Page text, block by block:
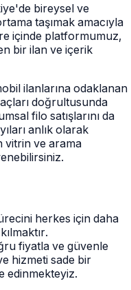
bireysel ve
taşımak amacıyla
içinde platformumuz,
bir ilan ve içerik
ilanlarına odaklanan
doğrultusunda
filo satışlarını da
anlık olarak
vitrin ve arama
herkes için daha
fiyatla ve güvenle
hizmeti sade bir
edinmekteyiz.